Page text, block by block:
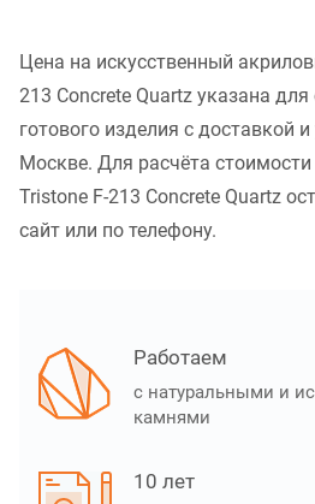
Цена на искусственный
213 Concrete Quartz указана
готового изделия с доставкой
Москве. Для расчёта
Tristone F-213 Concrete Quartz
сайт или по телефону.
Работаем
с натуральными и
камнями
10 лет